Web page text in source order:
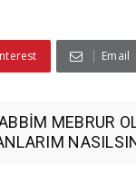
Email
MEBRUR